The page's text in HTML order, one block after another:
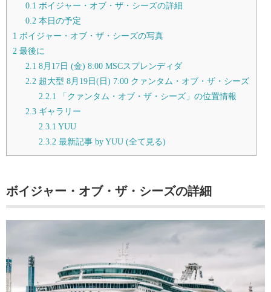
0.1 ボイジャー・オブ・ザ・シーズの詳細
0.2 本日の予定
1 ボイジャー・オブ・ザ・シーズの写真
2 最後に
2.1 8月17日 (金) 8:00 MSCスプレンディダ
2.2 超大型 8月19日(日) 7:00 クァンタム・オブ・ザ・シーズ
2.2.1 「クァンタム・オブ・ザ・シーズ」の位置情報
2.3 ギャラリー
2.3.1 YUU
2.3.2最新記事 by YUU (全て見る)
ボイジャー・オブ・ザ・シーズの詳細